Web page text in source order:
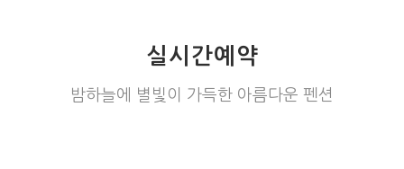
실시간예약
밤하늘에 별빛이 가득한 아름다운 펜션